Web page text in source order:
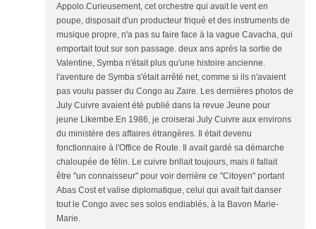
Appolo.Curieusement, cet orchestre qui avait le vent en
poupe, disposait d'un producteur friqué et des instruments de
musique propre, n'a pas su faire face à la vague Cavacha, qui
emportait tout sur son passage. deux ans après la sortie de
Valentine, Symba n'était plus qu'une histoire ancienne.
l'aventure de Symba s'était arrêté net, comme si ils n'avaient
pas voulu passer du Congo au Zaire. Les dernières photos de
July Cuivre avaient été publié dans la revue Jeune pour
jeune Likembe.En 1986, je croiserai July Cuivre aux environs
du ministère des affaires étrangères. Il était devenu
fonctionnaire à l'Office de Route. Il avait gardé sa démarche
chaloupée de félin. Le cuivre brillait toujours, mais il fallait
être "un connaisseur" pour voir derrière ce "Citoyen" portant
Abas Cost et valise diplomatique, celui qui avait fait danser
tout le Congo avec ses solos endiablés, à la Bavon Marie-
Marie.